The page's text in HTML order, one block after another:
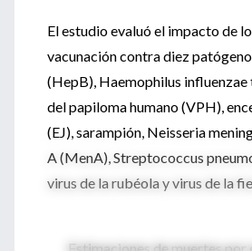
El estudio evaluó el impacto de
vacunación contra diez
(HepB), Haemophilus
del papiloma humano (VPH),
(EJ), sarampión, Neisseria
A (MenA), Streptococcus
virus de la rubéola y virus de la